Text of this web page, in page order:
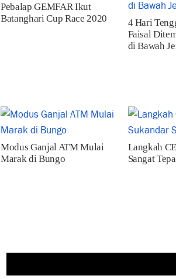
Pebalap GEMFAR Ikut
Batanghari Cup Race 2020
4 Hari
Faisal
di Bawah
Modus Ganjal ATM Mulai
Marak di Bungo
Langkah
Sangat